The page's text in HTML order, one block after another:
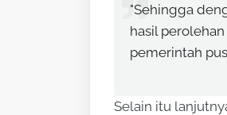
"Sehingga
hasil
pemerintah
Selain itu